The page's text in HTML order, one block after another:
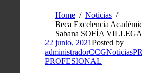
Home
Noticias
Beca Excelencia
Sabana SOFÍA
22 junio, 2021Posted by
administradorCCGNoticias
PROFESIONAL